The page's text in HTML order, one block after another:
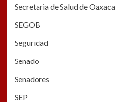
Secretaria de Salud de Oaxaca
SEGOB
Seguridad
Senado
Senadores
SEP